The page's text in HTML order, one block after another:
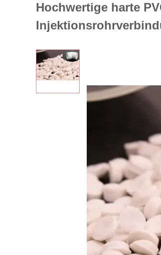
Hochwertige harte